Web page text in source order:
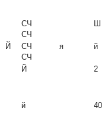
СЧ
СЧ
Ш
Й
СЧ
СЧ
я й
Й 2
й 40